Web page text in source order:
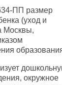
ПП размер
(уход и
Москвы,
окружное